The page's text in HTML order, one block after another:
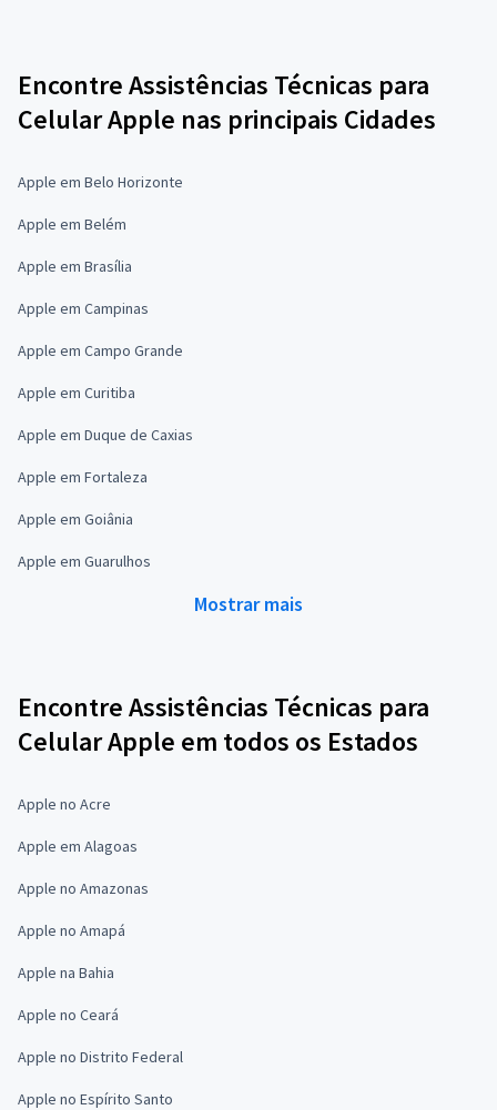
Encontre Assistências Técnicas para
Celular Apple nas principais Cidades
Apple em Belo Horizonte
Apple em Belém
Apple em Brasília
Apple em Campinas
Apple em Campo Grande
Apple em Curitiba
Apple em Duque de Caxias
Apple em Fortaleza
Apple em Goiânia
Apple em Guarulhos
Mostrar mais
Encontre Assistências Técnicas para
Celular Apple em todos os Estados
Apple no Acre
Apple em Alagoas
Apple no Amazonas
Apple no Amapá
Apple na Bahia
Apple no Ceará
Apple no Distrito Federal
Apple no Espírito Santo